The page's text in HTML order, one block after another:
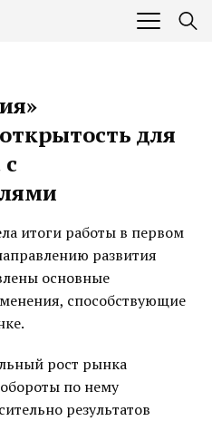
для
итоги работы в первом
развития
основные
способствующие
рост рынка
по нему
результатов